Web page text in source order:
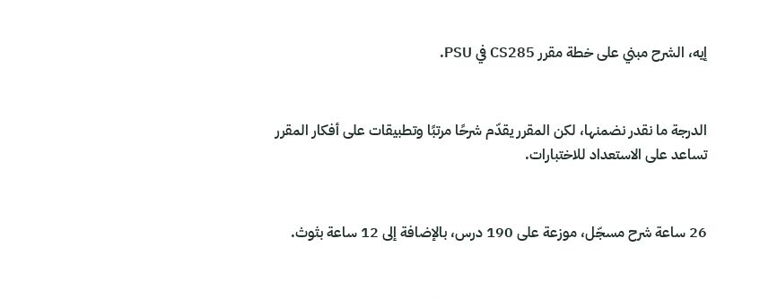
إيه، الشرح مبني على خطة مقرر CS285 في PSU.
الدرجة ما نقدر نضمنها، لكن المقرر يقدّم شرحًا مرتبًا وتطبيقات على أفكار المقرر
تساعد على الاستعداد للاختبارات.
26 ساعة شرح مسجّل، موزعة على 190 درس، بالإضافة إلى 12 ساعة بثوث.